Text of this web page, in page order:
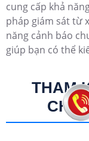
cung cấp khả
pháp giám sát từ
năng cảnh báo
giúp bạn có thể
THAM